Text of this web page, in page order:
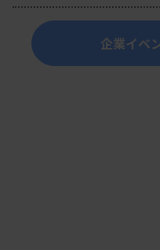
企業イベ